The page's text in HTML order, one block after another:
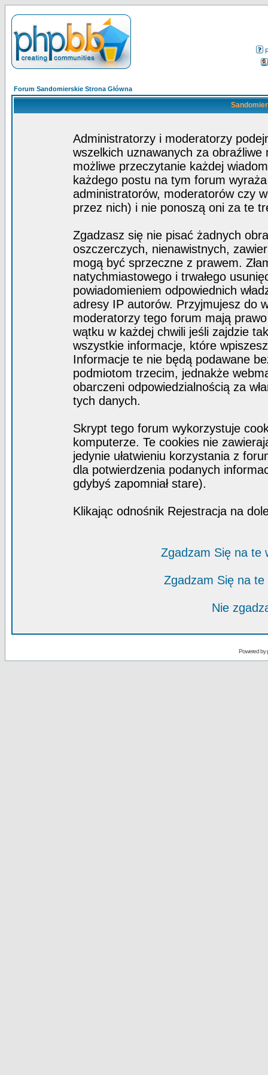
Forum Sandomierskie Strona Główna
Administratorzy i moderatorzy
wszelkich uznawanych za obraźliwe
możliwe przeczytanie każdej
każdego postu na tym forum
administratorów, moderatorów czy
przez nich) i nie ponoszą oni za te
Zgadzasz się nie pisać żadnych
oszczerczych, nienawistnych,
mogą być sprzeczne z prawem.
natychmiastowego i trwałego
powiadomieniem odpowiednich
adresy IP autorów. Przyjmujesz do
moderatorzy tego forum mają
wątku w każdej chwili jeśli zajdzie
wszystkie informacje, które
Informacje te nie będą podawane
podmiotom trzecim, jednakże
obarczeni odpowiedzialnością za
tych danych.
Skrypt tego forum wykorzystuje
komputerze. Te cookies nie
jedynie ułatwieniu korzystania z
dla potwierdzenia podanych
gdybyś zapomniał stare).
Klikając odnośnik Rejestracja na
Zgadzam Się na te
Zgadzam Się na
Nie
Powered by